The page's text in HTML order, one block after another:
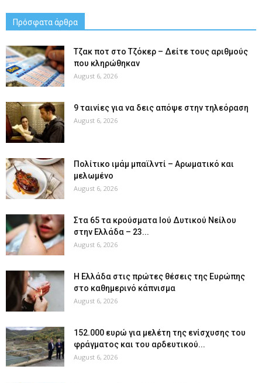
Πρόσφατα άρθρα
Tζακ ποτ στο Τζόκερ – Δείτε τους αριθμούς
που κληρώθηκαν
August 6, 2026
9 ταινίες για να δεις απόψε στην τηλεόραση
August 6, 2026
Πολίτικο ιμάμ μπαϊλντί – Αρωματικό και
μελωμένο
August 6, 2026
Στα 65 τα κρούσματα Ιού Δυτικού Νείλου
στην Ελλάδα – 23...
August 6, 2026
Η Ελλάδα στις πρώτες θέσεις της Ευρώπης
στο καθημερινό κάπνισμα
August 6, 2026
152.000 ευρώ για μελέτη της ενίσχυσης του
φράγματος και του αρδευτικού...
August 6, 2026